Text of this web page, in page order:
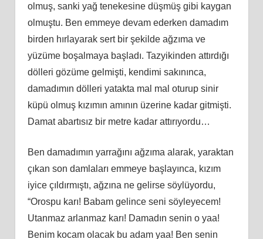
olmuş, sanki yağ tenekesine düşmüş gibi kaygan
olmuştu. Ben emmeye devam ederken damadım
birden hırlayarak sert bir şekilde ağzıma ve
yüzüme boşalmaya başladı. Tazyikinden attırdığı
dölleri gözüme gelmişti, kendimi sakınınca,
damadımın dölleri yatakta mal mal oturup sinir
küpü olmuş kızımın amının üzerine kadar gitmişti.
Damat abartısız bir metre kadar attırıyordu…
Ben damadımın yarrağını ağzıma alarak, yaraktan
çıkan son damlaları emmeye başlayınca, kızım
iyice çıldırmıştı, ağzına ne gelirse söylüyordu,
“Orospu karı! Babam gelince seni söyleyecem!
Utanmaz arlanmaz karı! Damadın senin o yaa!
Benim kocam olacak bu adam yaa! Ben senin